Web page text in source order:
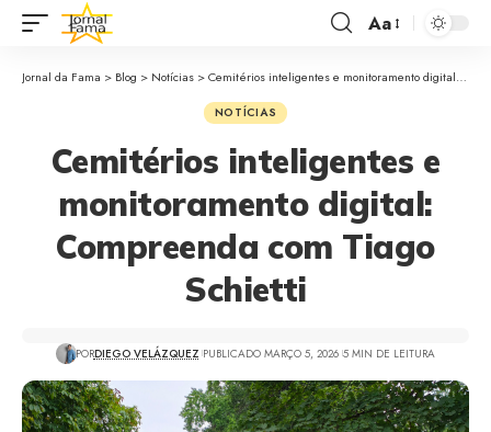
Aa
Jornal da Fama > Blog > Notícias >Cemitérios inteligentes e monitoramento digital: Compreenda com Tiago Schietti
NOTÍCIAS
Cemitérios inteligentes e
monitoramento digital:
Compreenda com Tiago
Schietti
PORDIEGO VELÁZQUEZ PUBLICADO MARÇO 5, 2026 5 MIN DE LEITURA